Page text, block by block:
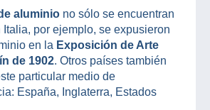
aluminio no sólo se encuentran
por ejemplo, se expusieron
en la Exposición de Arte
de 1902. Otros países también
particular medio de
España, Inglaterra, Estados